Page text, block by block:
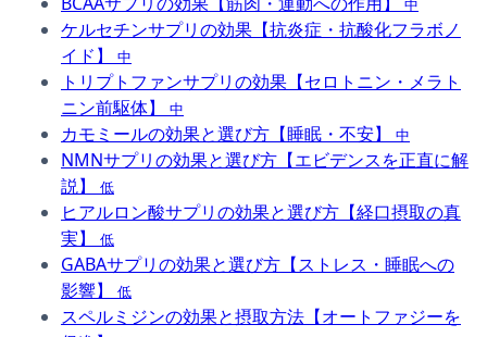
中
ケルセチンサプリの効果【抗炎症・抗酸化フラボノ
イド】
中
トリプトファンサプリの効果【セロトニン・メラト
ニン前駆体】
中
カモミールの効果と選び方【睡眠・不安】 中
NMNサプリの効果と選び方【エビデンスを正直に解
説】
低
ヒアルロン酸サプリの効果と選び方【経口摂取の真
実】
低
GABAサプリの効果と選び方【ストレス・睡眠への
影響】
低
スペルミジンの効果と摂取方法【オートファジーを